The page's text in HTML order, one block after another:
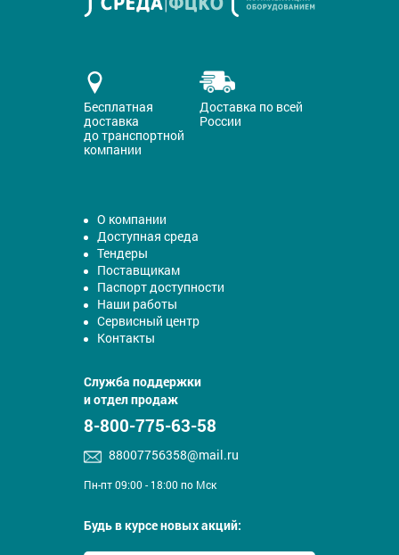
Бесплатная
доставка
до транспортной
компании
Доставка по всей
России
О компании
Доступная среда
Тендеры
Поставщикам
Паспорт доступности
Наши работы
Сервисный центр
Контакты
Служба поддержки
и отдел продаж
8-800-775-63-58
88007756358@mail.ru
Пн-пт 09:00 - 18:00 по Мск
Будь в курсе новых акций: